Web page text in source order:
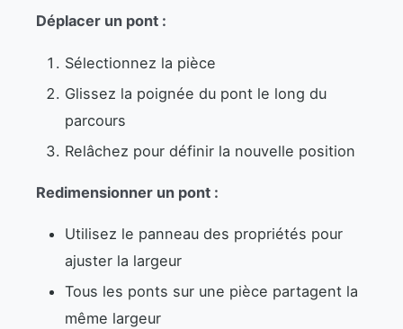
Déplacer un pont :
Sélectionnez la pièce
Glissez la poignée du pont le long du
parcours
Relâchez pour définir la nouvelle position
Redimensionner un pont :
Utilisez le panneau des propriétés pour
ajuster la largeur
Tous les ponts sur une pièce partagent la
même largeur